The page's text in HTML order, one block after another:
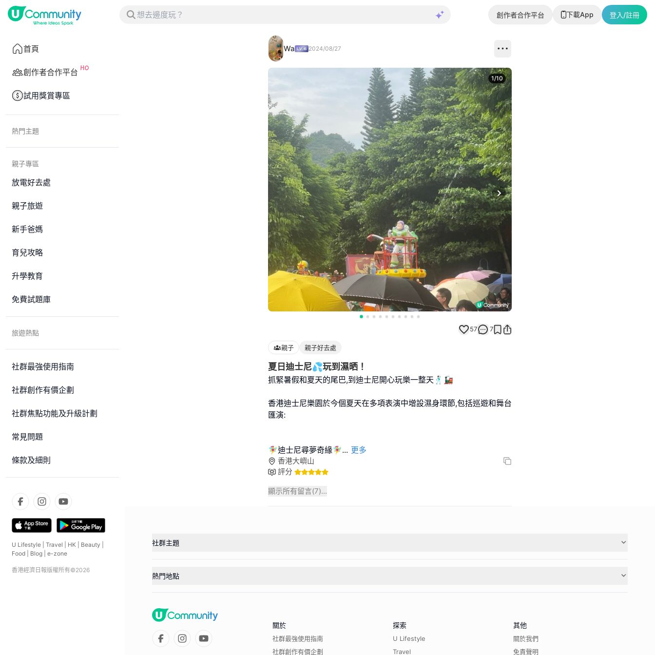
創作者合作平台 下載App 登入/註冊
首頁
創作者合作平台
試用獎賞專區
熱門主題
親子專區
放電好去處
親子旅遊
新手爸媽
育兒攻略
升學教育
免費試題庫
旅遊熱點
社群最強使用指南
社群創作有價企劃
社群焦點功能及升級計劃
常見問題
條款及細則
U Lifestyle Travel HK Beauty
Food
Blog e-zone
香港經濟日報版權所有©2026
Wa 2024/08/27
Next slide
1/10
57 7
親子 親子好去處
夏日迪士尼💦玩到濕晒！
抓緊暑假和夏天的尾巴,到迪士尼開心玩樂一整天🕺🏻🚂
香港迪士尼樂園於今個夏天在多項表演中增設濕身環節,包括巡遊和舞台
匯演:
🧚‍♀️迪士尼尋夢奇緣🧚‍♀️... 更多
香港大嶼山
評分
顯示所有留言(7)...
社群主題
熱門地點
關於
社群最強使用指南
社群創作有價企劃
探索
U Lifestyle
Travel
其他
關於我們
免責聲明